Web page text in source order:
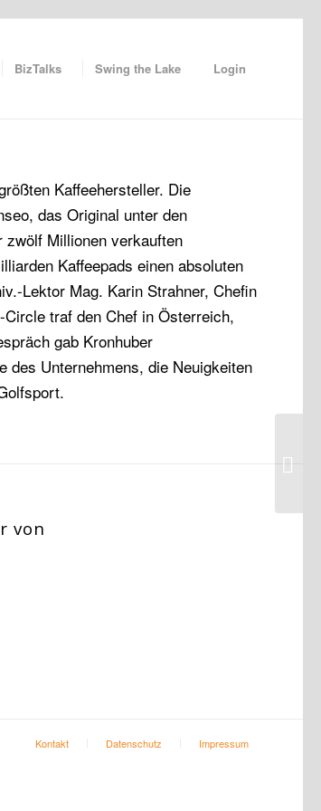
BizTalks Swing the Lake Login
Kaffeehersteller. Die
das Original unter den
zwölf Millionen verkauften
Kaffeepads einen absoluten
Lektor Mag. Karin Strahner, Chefin
traf den Chef in Österreich,
gab Kronhuber
des Unternehmens, die Neuigkeiten
von
Kontakt Datenschutz Impressum